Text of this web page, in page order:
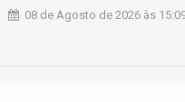
08 de Agosto de 2026 às